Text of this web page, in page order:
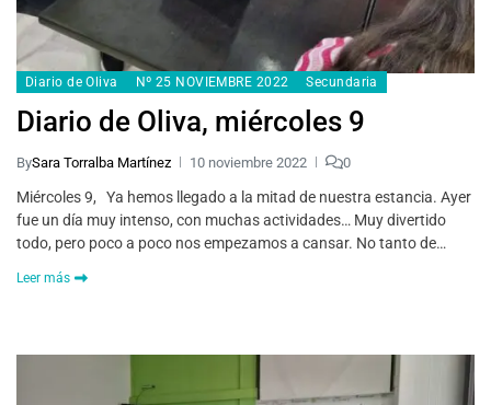
Diario de Oliva Nº 25 NOVIEMBRE 2022 Secundaria
Diario de Oliva, miércoles 9
BySara Torralba Martínez 10 noviembre 2022 0
Miércoles 9, Ya hemos llegado a la mitad de nuestra estancia. Ayer
fue un día muy intenso, con muchas actividades… Muy divertido
todo, pero poco a poco nos empezamos a cansar. No tanto de…
Leer más